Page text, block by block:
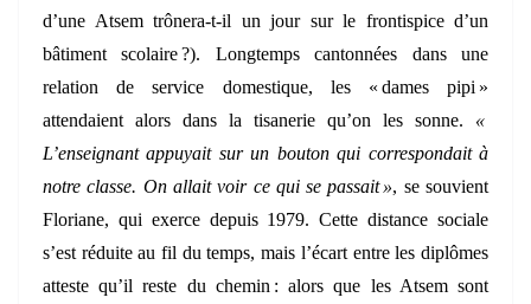
d’une Atsem trônera-t-il un jour sur le frontispice d’un
bâtiment scolaire ?). Longtemps cantonnées dans une
relation de service domestique, les « dames pipi »
attendaient alors dans la tisanerie qu’on les sonne. «
L’enseignant appuyait sur un bouton qui correspondait à
notre classe. On allait voir ce qui se passait », se souvient
Floriane, qui exerce depuis 1979. Cette distance sociale
s’est réduite au fil du temps, mais l’écart entre les diplômes
atteste qu’il reste du chemin : alors que les Atsem sont